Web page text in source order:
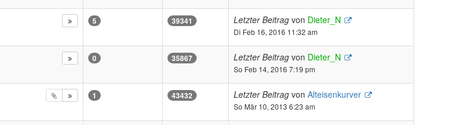
5 39341 Letzter Beitrag von Dieter_N
Di Feb 16, 2016 11:32 am
0 35867 Letzter Beitrag von Dieter_N
So Feb 14, 2016 7:19 pm
1 43432 Letzter Beitrag von Alteisenkurver
So Mär 10, 2013 6:23 am